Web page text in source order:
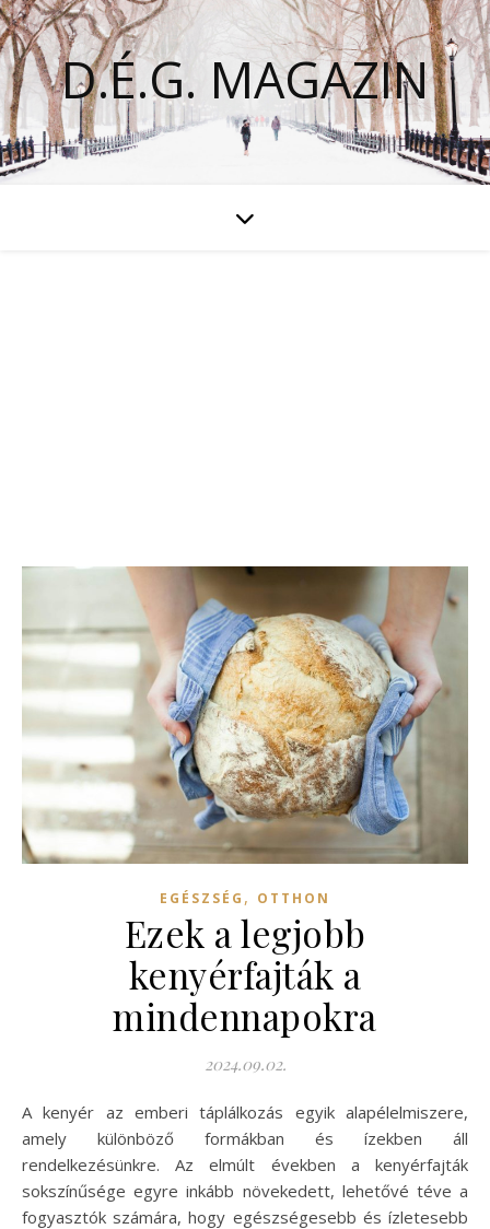
D.É.G. MAGAZIN
EGÉSZSÉG , OTTHON
Ezek a legjobb
kenyérfajták a
mindennapokra
2024.09.02.
A kenyér az emberi táplálkozás egyik alapélelmiszere,
amely különböző formákban és ízekben áll
rendelkezésünkre. Az elmúlt években a kenyérfajták
sokszínűsége egyre inkább növekedett, lehetővé téve a
fogyasztók számára, hogy egészségesebb és ízletesebb